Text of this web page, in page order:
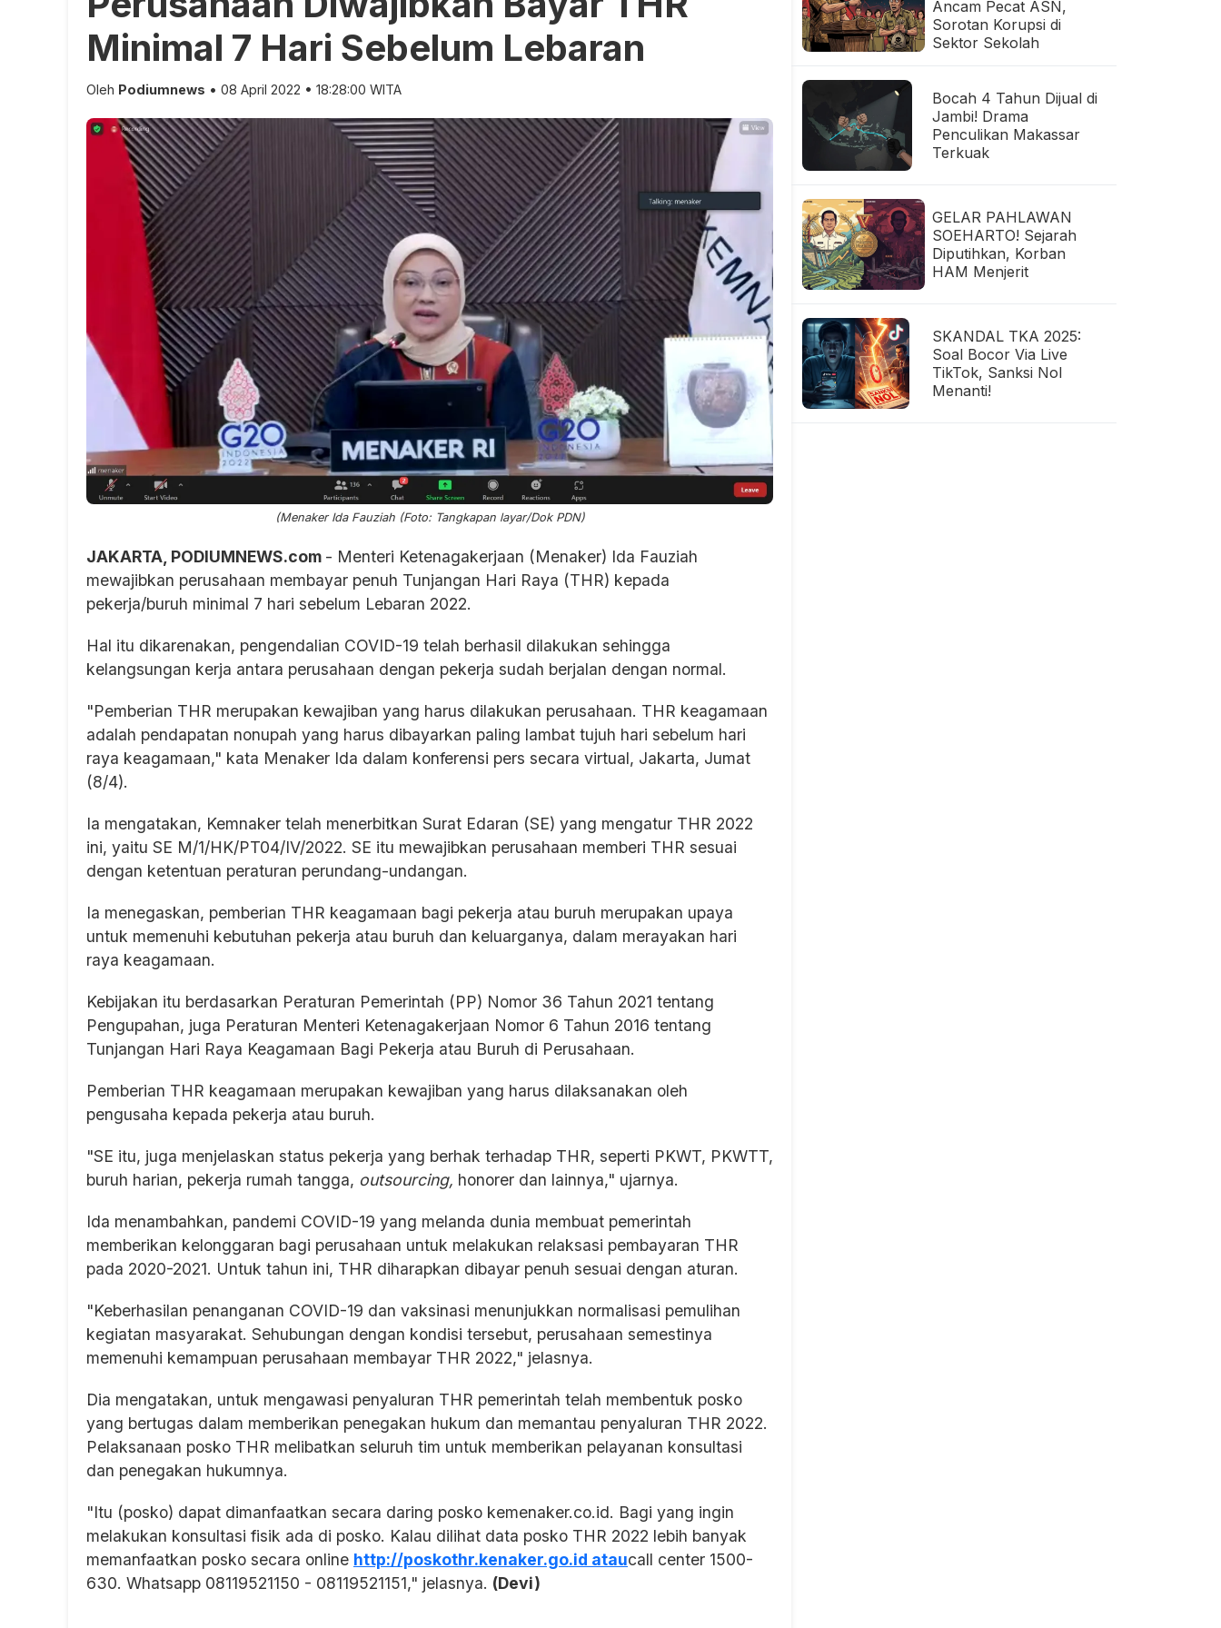
Minimal 7 Hari Sebelum Lebaran
Oleh Podiumnews • 08 April 2022 • 18:28:00 WITA
(Menaker Ida Fauziah (Foto: Tangkapan layar/Dok PDN)
JAKARTA, PODIUMNEWS.com - Menteri Ketenagakerjaan (Menaker) Ida Fauziah
mewajibkan perusahaan membayar penuh Tunjangan Hari Raya (THR) kepada
pekerja/buruh minimal 7 hari sebelum Lebaran 2022.
Hal itu dikarenakan, pengendalian COVID-19 telah berhasil dilakukan sehingga
kelangsungan kerja antara perusahaan dengan pekerja sudah berjalan dengan normal.
"Pemberian THR merupakan kewajiban yang harus dilakukan perusahaan. THR keagamaan
adalah pendapatan nonupah yang harus dibayarkan paling lambat tujuh hari sebelum hari
raya keagamaan," kata Menaker Ida dalam konferensi pers secara virtual, Jakarta, Jumat
(8/4).
Ia mengatakan, Kemnaker telah menerbitkan Surat Edaran (SE) yang mengatur THR 2022
ini, yaitu SE M/1/HK/PT04/IV/2022. SE itu mewajibkan perusahaan memberi THR sesuai
dengan ketentuan peraturan perundang-undangan.
Ia menegaskan, pemberian THR keagamaan bagi pekerja atau buruh merupakan upaya
untuk memenuhi kebutuhan pekerja atau buruh dan keluarganya, dalam merayakan hari
raya keagamaan.
Kebijakan itu berdasarkan Peraturan Pemerintah (PP) Nomor 36 Tahun 2021 tentang
Pengupahan, juga Peraturan Menteri Ketenagakerjaan Nomor 6 Tahun 2016 tentang
Tunjangan Hari Raya Keagamaan Bagi Pekerja atau Buruh di Perusahaan.
Pemberian THR keagamaan merupakan kewajiban yang harus dilaksanakan oleh
pengusaha kepada pekerja atau buruh.
"SE itu, juga menjelaskan status pekerja yang berhak terhadap THR, seperti PKWT, PKWTT,
buruh harian, pekerja rumah tangga, outsourcing, honorer dan lainnya," ujarnya.
Ida menambahkan, pandemi COVID-19 yang melanda dunia membuat pemerintah
memberikan kelonggaran bagi perusahaan untuk melakukan relaksasi pembayaran THR
pada 2020-2021. Untuk tahun ini, THR diharapkan dibayar penuh sesuai dengan aturan.
"Keberhasilan penanganan COVID-19 dan vaksinasi menunjukkan normalisasi pemulihan
kegiatan masyarakat. Sehubungan dengan kondisi tersebut, perusahaan semestinya
memenuhi kemampuan perusahaan membayar THR 2022," jelasnya.
Dia mengatakan, untuk mengawasi penyaluran THR pemerintah telah membentuk posko
yang bertugas dalam memberikan penegakan hukum dan memantau penyaluran THR 2022.
Pelaksanaan posko THR melibatkan seluruh tim untuk memberikan pelayanan konsultasi
dan penegakan hukumnya.
"Itu (posko) dapat dimanfaatkan secara daring posko kemenaker.co.id. Bagi yang ingin
melakukan konsultasi fisik ada di posko. Kalau dilihat data posko THR 2022 lebih banyak
memanfaatkan posko secara online http://poskothr.kenaker.go.id ataucall center 1500-
630. Whatsapp 08119521150 - 08119521151," jelasnya. (Devi)
Ancam Pecat ASN,
Sorotan Korupsi di
Sektor Sekolah
Bocah 4 Tahun Dijual di
Jambi! Drama
Penculikan Makassar
Terkuak
GELAR PAHLAWAN
SOEHARTO! Sejarah
Diputihkan, Korban
HAM Menjerit
SKANDAL TKA 2025:
Soal Bocor Via Live
TikTok, Sanksi Nol
Menanti!